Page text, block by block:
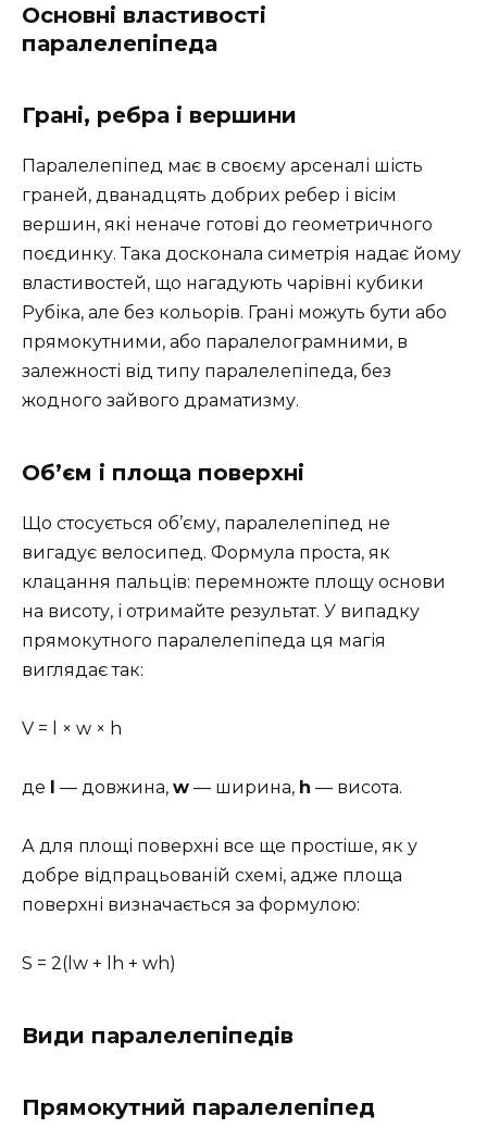
Основні властивості
паралелепіпеда
Грані, ребра і вершини
Паралелепіпед має в своєму арсеналі шість
граней, дванадцять добрих ребер і вісім
вершин, які неначе готові до геометричного
поєдинку. Така досконала симетрія надає йому
властивостей, що нагадують чарівні кубики
Рубіка, але без кольорів. Грані можуть бути або
прямокутними, або паралелограмними, в
залежності від типу паралелепіпеда, без
жодного зайвого драматизму.
Об’єм і площа поверхні
Що стосується об’єму, паралелепіпед не
вигадує велосипед. Формула проста, як
клацання пальців: перемножте площу основи
на висоту, і отримайте результат. У випадку
прямокутного паралелепіпеда ця магія
виглядає так:
V = l × w × h
де l — довжина, w — ширина, h — висота.
А для площі поверхні все ще простіше, як у
добре відпрацьованій схемі, адже площа
поверхні визначається за формулою:
S = 2(lw + lh + wh)
Види паралелепіпедів
Прямокутний паралелепіпед